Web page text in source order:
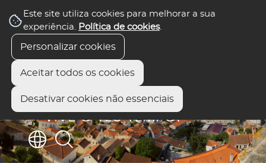
Este site utiliza cookies para melhorar a sua
experiência. Política de cookies.
Personalizar cookies
Aceitar todos os cookies
Desativar cookies não essenciais